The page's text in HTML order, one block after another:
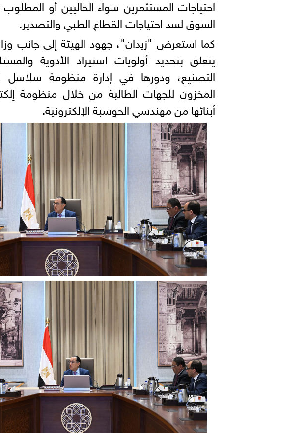
احتياجات المستثمرين سواء الحاليين أو
السوق لسد احتياجات القطاع الطبي والتصدير.
كما استعرض "زيدان"، جهود الهيئة إلى جانب
يتعلق بتحديد أولويات استيراد الأدوية
التصنيع، ودورها في إدارة منظومة سلاسل
المخزون للجهات الطالبة من خلال منظومة
أبنائها من مهندسي الحوسبة الإلكترونية.